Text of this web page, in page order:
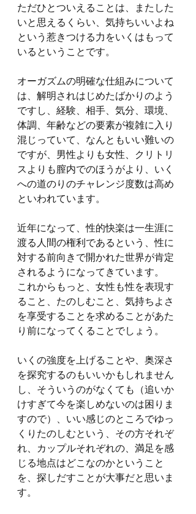
ただひとついえることは、またした
いと思えるくらい、気持ちいいよね
という惹きつける力をいくはもって
いるということです。
オーガズムの明確な仕組みについて
は、解明されはじめたばかりのよう
ですし、経験、相手、気分、環境、
体調、年齢などの要素が複雑に入り
混じっていて、なんともいい難いの
ですが、男性よりも女性、クリトリ
スよりも膣内でのほうがより、いく
への道のりのチャレンジ度数は高め
といわれています。
近年になって、性的快楽は一生涯に
渡る人間の権利であるという、性に
対する前向きで開かれた世界が肯定
されるようになってきています。
これからもっと、女性も性を表現す
ること、たのしむこと、気持ちよさ
を享受することを求めることがあた
り前になってくることでしょう。
いくの強度を上げることや、奥深さ
を探究するのもいいかもしれません
し、そういうのがなくても（追いか
けすぎて今を楽しめないのは困りま
すので）、いい感じのところでゆっ
くりたのしむという、その方それぞ
れ、カップルそれぞれの、満足を感
じる地点はどこなのかということ
を、探しだすことが大事だと思いま
す。